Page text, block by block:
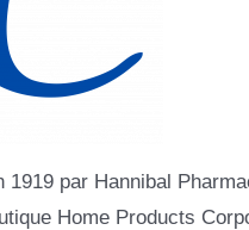
1919 par Hannibal
Home Products